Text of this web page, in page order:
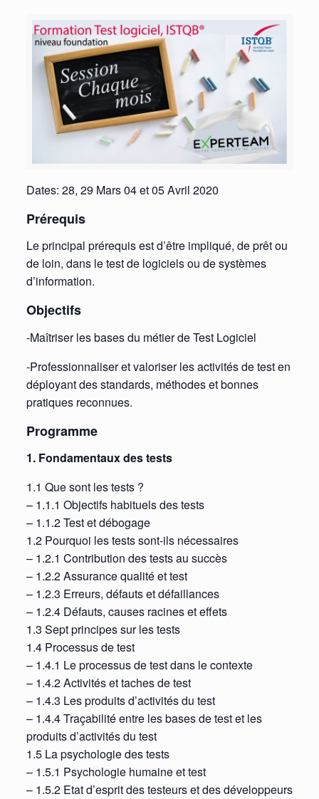
Dates: 28, 29 Mars 04 et 05 Avril 2020
Prérequis
Le principal prérequis est d’être impliqué, de prêt ou
de loin, dans le test de logiciels ou de systèmes
d’information.
Objectifs
-Maîtriser les bases du métier de Test Logiciel
-Professionnaliser et valoriser les activités de test en
déployant des standards, méthodes et bonnes
pratiques reconnues.
Programme
1. Fondamentaux des tests
1.1 Que sont les tests ?
– 1.1.1 Objectifs habituels des tests
– 1.1.2 Test et débogage
1.2 Pourquoi les tests sont-ils nécessaires
– 1.2.1 Contribution des tests au succès
– 1.2.2 Assurance qualité et test
– 1.2.3 Erreurs, défauts et défaillances
– 1.2.4 Défauts, causes racines et effets
1.3 Sept principes sur les tests
1.4 Processus de test
– 1.4.1 Le processus de test dans le contexte
– 1.4.2 Activités et taches de test
– 1.4.3 Les produits d’activités du test
– 1.4.4 Traçabilité entre les bases de test et les
produits d’activités du test
1.5 La psychologie des tests
– 1.5.1 Psychologie humaine et test
– 1.5.2 Etat d’esprit des testeurs et des développeurs